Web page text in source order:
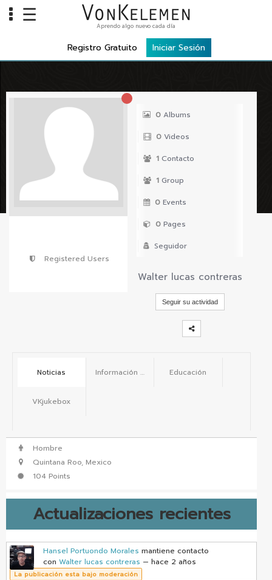
Carreras
Costos
VKTV
vKonnect
Notifications
☰ Aprendo algo nuevo cada día
Registro Gratuito Iniciar Sesión
Registered Users
0 Albums
0 Videos
1 Contacto
1 Group
0 Events
0 Pages
Seguidor
Walter lucas contreras
Seguir su actividad
Noticias Información básica Educación
VKjukebox
Hombre
Quintana Roo, Mexico
104 Points
Actualizaciones recientes
Hansel Portuondo Morales mantiene contacto
con Walter lucas contreras — hace 2 años
La publicación esta bajo moderación